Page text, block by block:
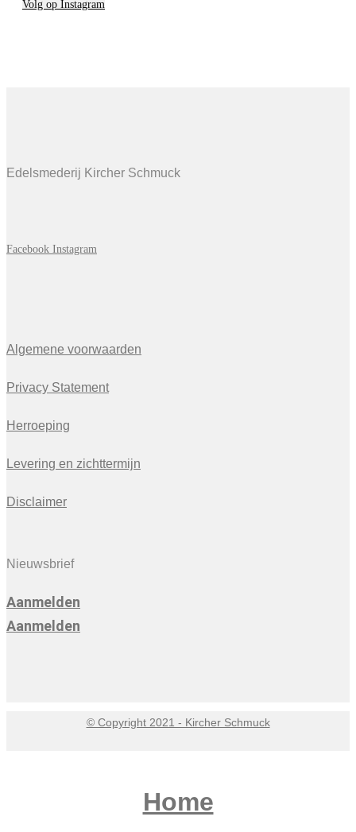
Volg op Instagram
Edelsmederij Kircher Schmuck
Facebook Instagram
Algemene voorwaarden
Privacy Statement
Herroeping
Levering en zichttermijn
Disclaimer
Nieuwsbrief
Aanmelden
Aanmelden
© Copyright 2021 - Kircher Schmuck
Home